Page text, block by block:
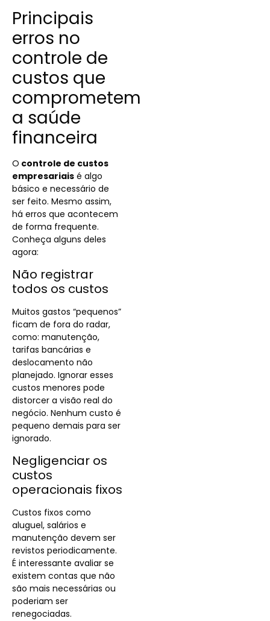
Principais
erros no
controle de
custos que
comprometem
a saúde
financeira
O controle de custos
empresariais é algo
básico e necessário de
ser feito. Mesmo assim,
há erros que acontecem
de forma frequente.
Conheça alguns deles
agora:
Não registrar
todos os custos
Muitos gastos “pequenos”
ficam de fora do radar,
como: manutenção,
tarifas bancárias e
deslocamento não
planejado. Ignorar esses
custos menores pode
distorcer a visão real do
negócio. Nenhum custo é
pequeno demais para ser
ignorado.
Negligenciar os
custos
operacionais fixos
Custos fixos como
aluguel, salários e
manutenção devem ser
revistos periodicamente.
É interessante avaliar se
existem contas que não
são mais necessárias ou
poderiam ser
renegociadas.